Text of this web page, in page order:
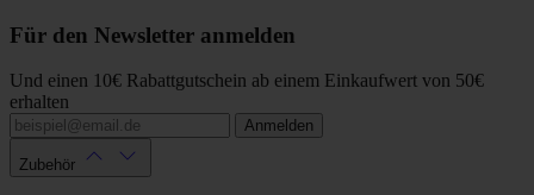
Für den Newsletter anmelden
Und einen 10€ Rabattgutschein ab einem Einkaufwert von 50€
erhalten
Anmelden
Zubehör